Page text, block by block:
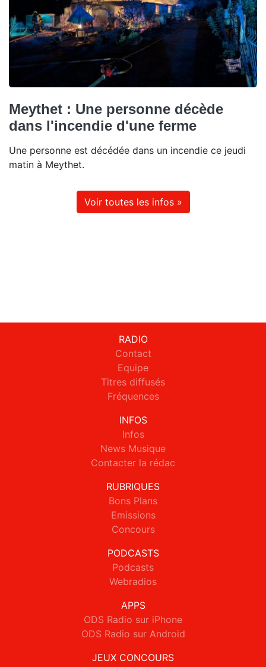
Meythet : Une personne décède
dans l'incendie d'une ferme
Une personne est décédée dans un incendie ce jeudi
matin à Meythet.
Voir toutes les infos »
RADIO
Contact
Equipe
Titres diffusés
Fréquences
INFOS
Infos
News Musique
Contacter la rédac
RUBRIQUES
Bons Plans
Emissions
Concours
PODCASTS
Podcasts
Webradios
APPS
ODS Radio sur iPhone
ODS Radio sur Android
JEUX CONCOURS